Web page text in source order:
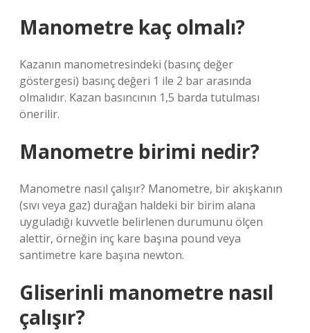
Manometre kaç olmalı?
Kazanın manometresindeki (basınç değer
göstergesi) basınç değeri 1 ile 2 bar arasında
olmalıdır. Kazan basıncının 1,5 barda tutulması
önerilir.
Manometre birimi nedir?
Manometre nasıl çalışır? Manometre, bir akışkanın
(sıvı veya gaz) durağan haldeki bir birim alana
uyguladığı kuvvetle belirlenen durumunu ölçen
alettir, örneğin inç kare başına pound veya
santimetre kare başına newton.
Gliserinli manometre nasıl
çalışır?